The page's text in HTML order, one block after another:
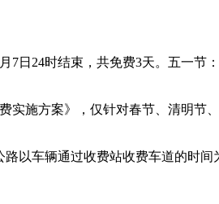
日24时结束，共免费3天。五一节
施方案》，仅针对春节、清明节
以车辆通过收费站收费车道的时